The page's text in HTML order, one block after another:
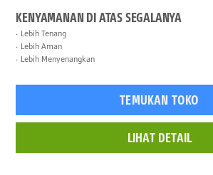
KENYAMANAN DI ATAS SEGALANYA
Lebih Tenang
Lebih Aman
Lebih Menyenangkan
TEMUKAN TOKO
LIHAT DETAIL